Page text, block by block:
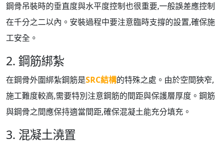
鋼骨吊裝時的垂直度與水平度控制也很重要,一般誤差應控制
在千分之二以內。安裝過程中要注意臨時支撐的設置,確保施
工安全。
2. 鋼筋綁紮
在鋼骨外圍綁紮鋼筋是SRC結構的特殊之處。由於空間狹窄,
施工難度較高,需要特別注意鋼筋的間距與保護層厚度。鋼筋
與鋼骨之間應保持適當間距,確保混凝土能充分填充。
3. 混凝土澆置